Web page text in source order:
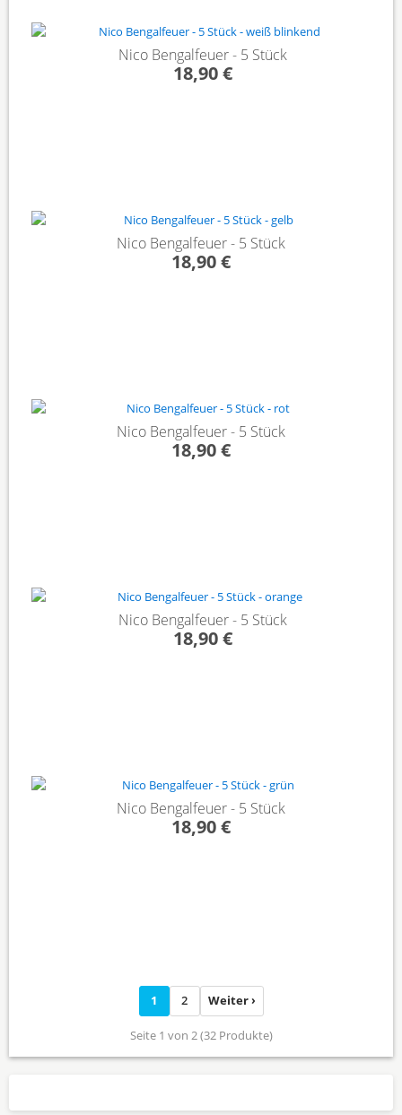
Nico Bengalfeuer - 5 Stück
18,90 €
Nico Bengalfeuer - 5 Stück
18,90 €
Nico Bengalfeuer - 5 Stück
18,90 €
Nico Bengalfeuer - 5 Stück
18,90 €
Nico Bengalfeuer - 5 Stück
18,90 €
1 2 Weiter ›
Seite 1 von 2 (32 Produkte)